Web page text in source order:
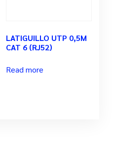
LATIGUILLO UTP 0,5M
CAT 6 (RJ52)
Read more